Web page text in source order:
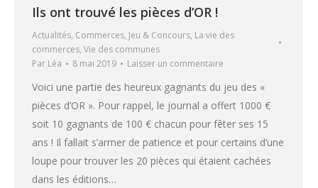
Ils ont trouvé les pièces d’OR !
Actualités, Commerces, Jeu & Concours, La vie des
commerces, Vie des communes
Par Léa 8 mai 2019 Laisser un commentaire
Voici une partie des heureux gagnants du jeu des «
pièces d’OR ». Pour rappel, le journal a offert 1000 €
soit 10 gagnants de 100 € chacun pour fêter ses 15
ans ! Il fallait s’armer de patience et pour certains d’une
loupe pour trouver les 20 pièces qui étaient cachées
dans les éditions…